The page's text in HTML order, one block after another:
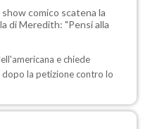
comico scatena la
di Meredith: "Pensi alla
e chiede
la petizione contro lo